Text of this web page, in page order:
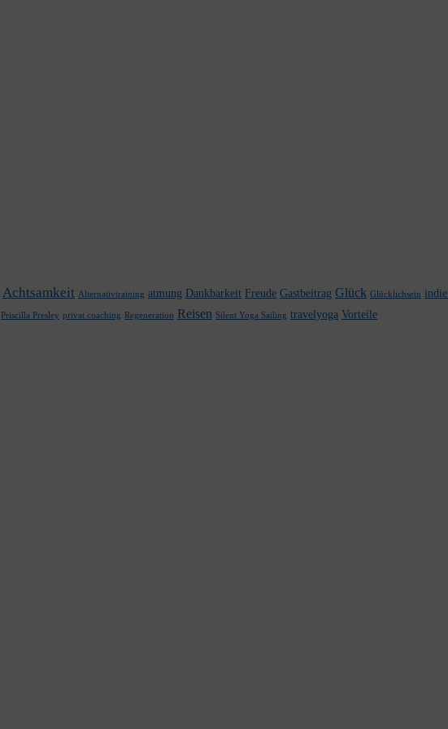
Achtsamkeit Alternativtraining atmung Dankbarkeit Freude Gastbeitrag Glück Glücklichsein
Priscilla Presley privat coaching Regeneration Reisen Silent Yoga Sailing travelyoga Vorteile